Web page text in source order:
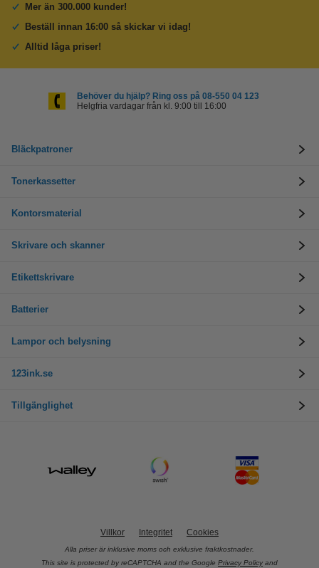
Mer än 300.000 kunder!
Beställ innan 16:00 så skickar vi idag!
Alltid låga priser!
Behöver du hjälp? Ring oss på 08-550 04 123
Helgfria vardagar från kl. 9:00 till 16:00
Bläckpatroner
Tonerkassetter
Kontorsmaterial
Skrivare och skanner
Etikettskrivare
Batterier
Lampor och belysning
123ink.se
Tillgänglighet
Villkor Integritet Cookies
Alla priser är inklusive moms och exklusive fraktkostnader.
This site is protected by reCAPTCHA and the Google Privacy Policy and